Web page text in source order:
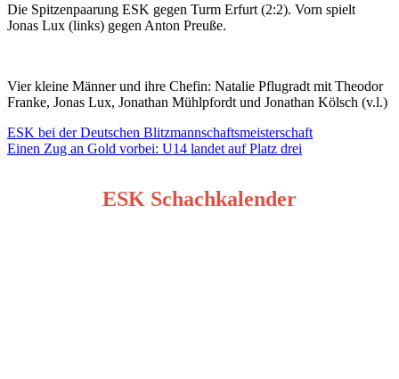
Die Spitzenpaarung ESK gegen Turm Erfurt (2:2). Vorn spielt
Jonas Lux (links) gegen Anton Preuße.
Vier kleine Männer und ihre Chefin: Natalie Pflugradt mit Theodor
Franke, Jonas Lux, Jonathan Mühlpfordt und Jonathan Kölsch (v.l.)
Beitragsnavigation
ESK bei der Deutschen Blitzmannschaftsmeisterschaft
Einen Zug an Gold vorbei: U14 landet auf Platz drei
ESK Schachkalender